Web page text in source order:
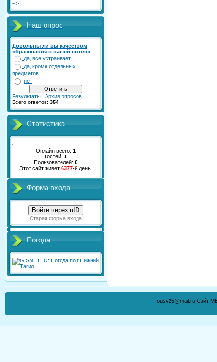
-->
Наш опрос
Довольны ли вы качеством
образования в нашей школе:
да, все устраивает
да, кроме отдельных
предметов
нет
Результаты | Архив опросов
Всего ответов: 354
Статистика
Онлайн всего: 1
Гостей: 1
Пользователей: 0
Этот сайт живет 6377-й день.
Форма входа
Войти через uID
Старая форма входа
Погода
ousv25@mail.ru Сайт